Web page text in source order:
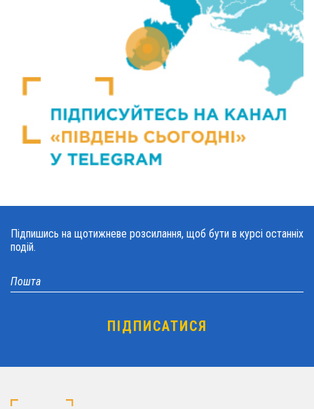
Підпишись на щотижневе розсилання, щоб бути в курсі останніх
подій.